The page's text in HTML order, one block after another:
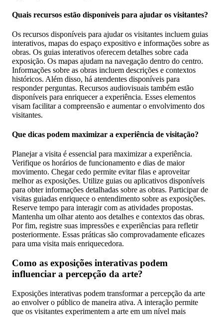
Quais recursos estão disponíveis para ajudar os visitantes?
Os recursos disponíveis para ajudar os visitantes incluem guias
interativos, mapas do espaço expositivo e informações sobre as
obras. Os guias interativos oferecem detalhes sobre cada
exposição. Os mapas ajudam na navegação dentro do centro.
Informações sobre as obras incluem descrições e contextos
históricos. Além disso, há atendentes disponíveis para
responder perguntas. Recursos audiovisuais também estão
disponíveis para enriquecer a experiência. Esses elementos
visam facilitar a compreensão e aumentar o envolvimento dos
visitantes.
Que dicas podem maximizar a experiência de visitação?
Planejar a visita é essencial para maximizar a experiência.
Verifique os horários de funcionamento e dias de maior
movimento. Chegar cedo permite evitar filas e aproveitar
melhor as exposições. Utilize guias ou aplicativos disponíveis
para obter informações detalhadas sobre as obras. Participar de
visitas guiadas enriquece o entendimento sobre as exposições.
Reserve tempo para interagir com as atividades propostas.
Mantenha um olhar atento aos detalhes e contextos das obras.
Por fim, registre suas impressões e experiências para refletir
posteriormente. Essas práticas são comprovadamente eficazes
para uma visita mais enriquecedora.
Como as exposições interativas podem
influenciar a percepção da arte?
Exposições interativas podem transformar a percepção da arte
ao envolver o público de maneira ativa. A interação permite
que os visitantes experimentem a arte em um nível mais